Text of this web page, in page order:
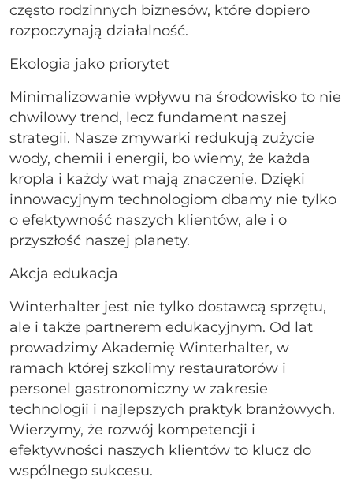
często rodzinnych biznesów, które dopiero
rozpoczynają działalność.
Ekologia jako priorytet
Minimalizowanie wpływu na środowisko to nie
chwilowy trend, lecz fundament naszej
strategii. Nasze zmywarki redukują zużycie
wody, chemii i energii, bo wiemy, że każda
kropla i każdy wat mają znaczenie. Dzięki
innowacyjnym technologiom dbamy nie tylko
o efektywność naszych klientów, ale i o
przyszłość naszej planety.
Akcja edukacja
Winterhalter jest nie tylko dostawcą sprzętu,
ale i także partnerem edukacyjnym. Od lat
prowadzimy Akademię Winterhalter, w
ramach której szkolimy restauratorów i
personel gastronomiczny w zakresie
technologii i najlepszych praktyk branżowych.
Wierzymy, że rozwój kompetencji i
efektywności naszych klientów to klucz do
wspólnego sukcesu.